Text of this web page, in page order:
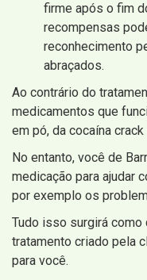
firme após o fim
recompensas
reconhecimento
abraçados.
Ao contrário do
medicamentos que
em pó, da cocaína
No entanto, você de
medicação para ajudar
por exemplo os
Tudo isso surgirá como
tratamento criado pela
para você.